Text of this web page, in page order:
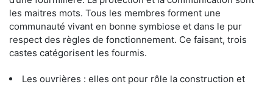
les maitres mots. Tous les membres forment une
communauté vivant en bonne symbiose et dans le pur
respect des règles de fonctionnement. Ce faisant, trois
castes catégorisent les fourmis.
Les ouvrières : elles ont pour rôle la construction et